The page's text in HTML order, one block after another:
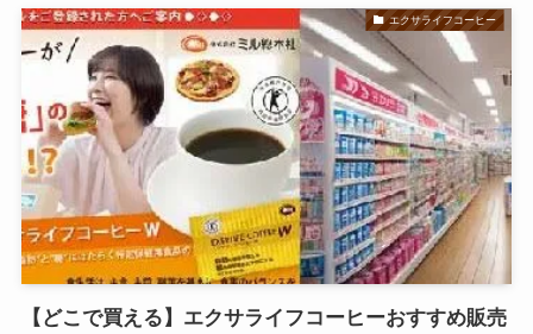
エクサライフコーヒー
【どこで買える】エクサライフコーヒーおすすめ販売